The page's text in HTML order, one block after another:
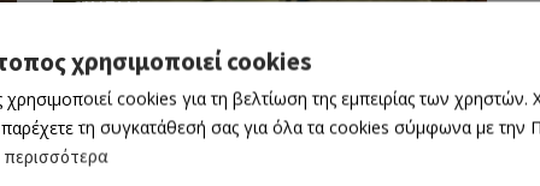
CINEMA
02/02/2023 - 08/02/2023
χρησιμοποιεί cookies
cookies για τη βελτίωση της εμπειρίας των χρηστών.
τη συγκατάθεσή σας για όλα τα cookies σύμφωνα με την